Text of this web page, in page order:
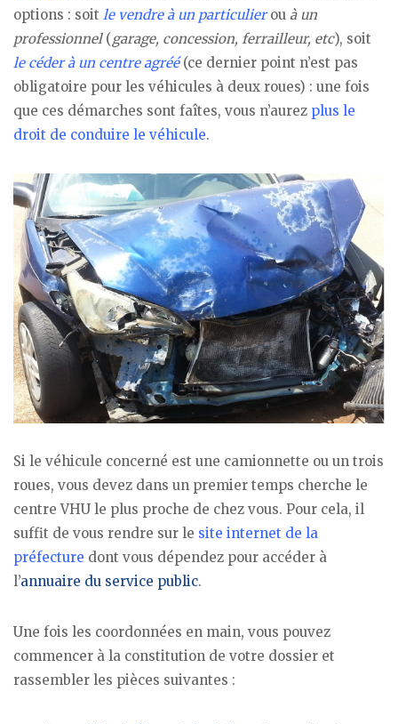
options : soit le vendre à un particulierou à un
professionnel(garage, concession, ferrailleur, etc), soit
le céder à un centre agréé(ce dernier point n’est pas
obligatoire pour les véhicules à deux roues) : une fois
que ces démarches sont faîtes, vous n’aurez plus le
droit de conduire le véhicule.
Si le véhicule concerné est une camionnette ou un trois
roues, vous devez dans un premier temps cherche le
centre VHU le plus proche de chez vous. Pour cela, il
suffit de vous rendre sur le site internet de la
préfecture dont vous dépendez pour accéder à
l’annuaire du service public.
Une fois les coordonnées en main, vous pouvez
commencer à la constitution de votre dossier et
rassembler les pièces suivantes :